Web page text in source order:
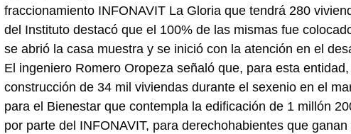
fraccionamiento INFONAVIT La Gloria que tendrá 280
del Instituto destacó que el 100% de las mismas fue
se abrió la casa muestra y se inició con la atención en el
El ingeniero Romero Oropeza señaló que, para esta
construcción de 34 mil viviendas durante el sexenio en el
para el Bienestar que contempla la edificación de 1 millón
por parte del INFONAVIT, para derechohabientes que